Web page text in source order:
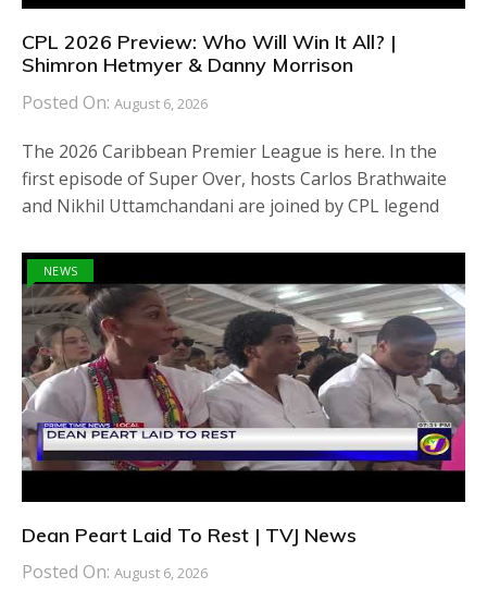
CPL 2026 Preview: Who Will Win It All? |
Shimron Hetmyer & Danny Morrison
Posted On: August 6, 2026
The 2026 Caribbean Premier League is here. In the
first episode of Super Over, hosts Carlos Brathwaite
and Nikhil Uttamchandani are joined by CPL legend
NEWS
Dean Peart Laid To Rest | TVJ News
Posted On: August 6, 2026